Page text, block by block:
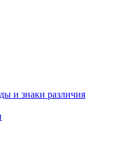
и знаки различия